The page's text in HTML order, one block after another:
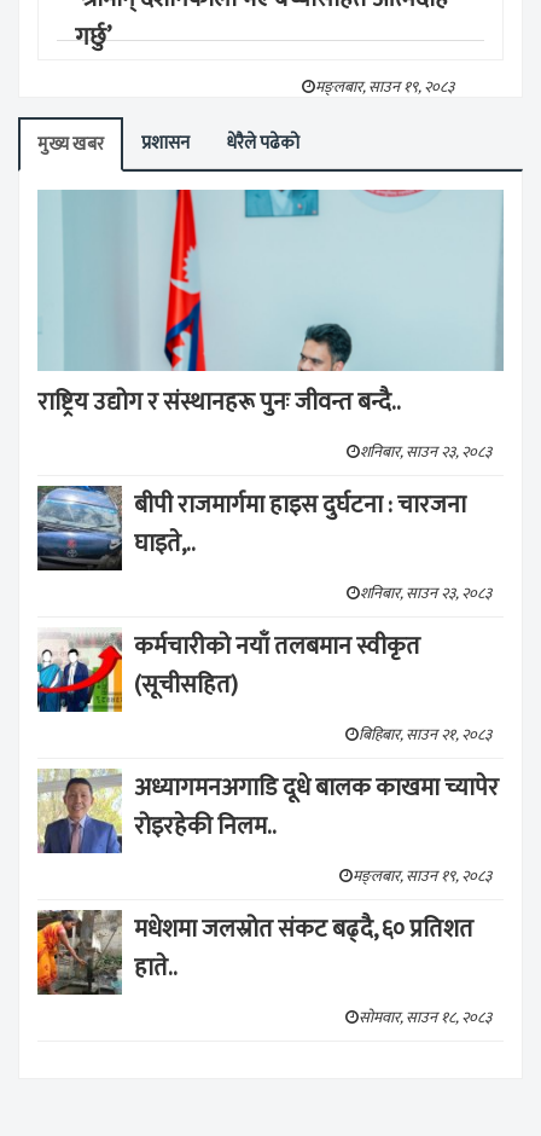
गर्छु’
मङ्लबार, साउन १९, २०८३
मुख्य खबर प्रशासन धेरैले पढेको
राष्ट्रिय उद्योग र संस्थानहरू पुनः जीवन्त बन्दै..
शनिबार, साउन २३, २०८३
बीपी राजमार्गमा हाइस दुर्घटना : चारजना
घाइते,..
शनिबार, साउन २३, २०८३
कर्मचारीको नयाँ तलबमान स्वीकृत
(सूचीसहित)
बिहिबार, साउन २१, २०८३
अध्यागमनअगाडि दूधे बालक काखमा च्यापेर
रोइरहेकी निलम..
मङ्लबार, साउन १९, २०८३
मधेशमा जलस्रोत संकट बढ्दै, ६० प्रतिशत
हाते..
सोमवार, साउन १८, २०८३